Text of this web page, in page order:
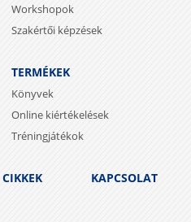
Workshopok
Szakértői képzések
TERMÉKEK
Könyvek
Online kiértékelések
Tréningjátékok
CIKKEK KAPCSOLAT